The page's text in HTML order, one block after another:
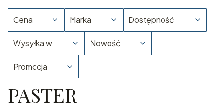
Cena Marka Dostępność
Wysyłka w Nowość
Promocja
Koniec filtrów
PASTER